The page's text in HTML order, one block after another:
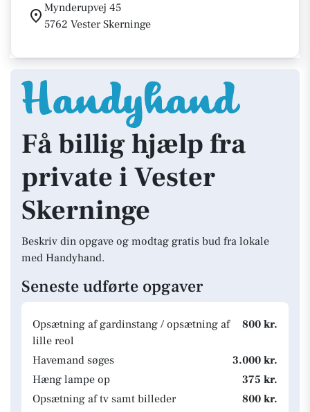
Mynderupvej 45
5762 Vester Skerninge
Få billig hjælp fra
private i Vester
Skerninge
Beskriv din opgave og modtag gratis bud fra lokale
med Handyhand.
Seneste udførte opgaver
Opsætning af gardinstang / opsætning af
lille reol
800 kr.
Havemand søges
3.000 kr.
Hæng lampe op
375 kr.
Opsætning af tv samt billeder
800 kr.